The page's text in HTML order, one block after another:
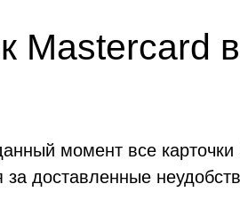
Mastercard
момент все
доставленные